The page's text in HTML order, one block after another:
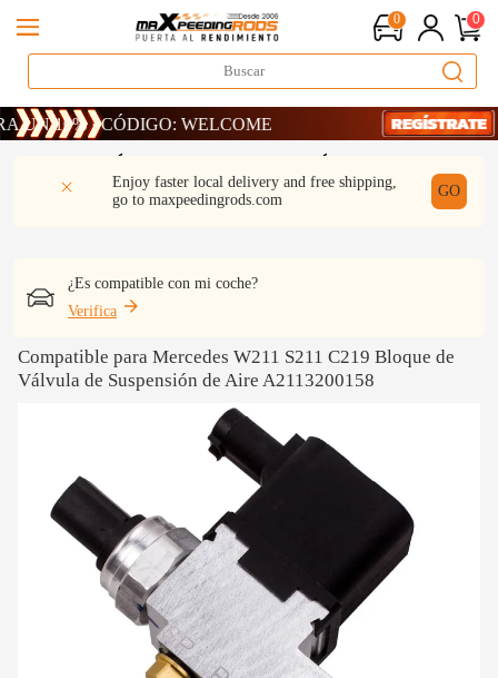
0 0
· CÓDIGO: WELCOME
· CÓDIGO: WELCOME
· CÓDIGO: WELCOME
Enjoy faster local delivery and free shipping,
go to maxpeedingrods.com
GO
¿Es compatible con mi coche?
Verifica
DESCRIPCIÓN REVISIÓN
Compatible para Mercedes W211 S211 C219 Bloque de
Válvula de Suspensión de Aire A2113200158